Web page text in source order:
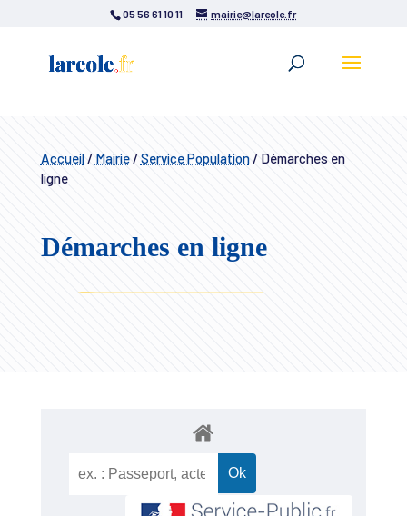
05 56 61 10 11 mairie@lareole.fr
Accueil/ Mairie/Service Population/Démarches en
ligne
Démarches en ligne